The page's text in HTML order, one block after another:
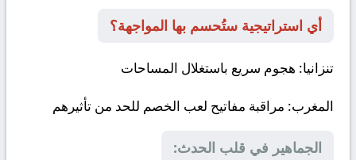
أي استراتيجية ستُحسم بها المواجهة؟
تنزانيا: هجوم سريع باستغلال المساحات
المغرب: مراقبة مفاتيح لعب الخصم للحد من تأثيرهم
الجماهير في قلب الحدث: